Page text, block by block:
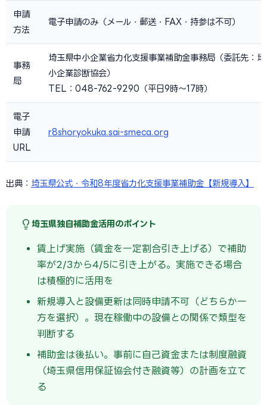
申請
方法
電子申請のみ（メール・郵送・FAX・持参は不可）
事務
局
埼玉県中小企業省力化支援事業補助金事務局（委託先：
小企業診断協会）
TEL：048-762-9290（平日9時〜17時）
電子
申請
URL
r8shoryokuka.sai-smeca.org
出典： 埼玉県公式・令和8年度省力化支援事業補助金【新規導入】
埼玉県独自補助金活用のポイント
賃上げ実施（賃金を一定割合引き上げる）で補助
率が2/3から4/5に引き上がる。実施できる場合
は積極的に活用を
新規導入と設備更新は同時申請不可（どちらか一
方を選択）。現在稼働中の設備との関係で類型を
判断する
補助金は後払い。事前に自己資金または制度融資
（埼玉県信用保証協会付き融資等）の計画を立て
る